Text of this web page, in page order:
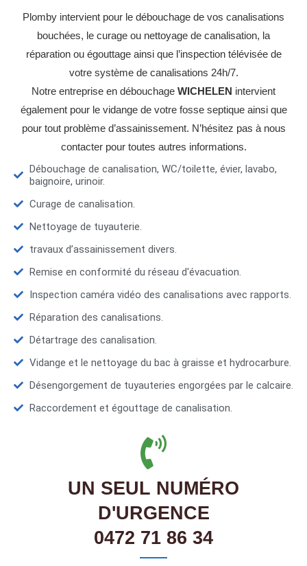
Plomby intervient pour le débouchage de vos canalisations
bouchées, le curage ou nettoyage de canalisation, la
réparation ou égouttage ainsi que l’inspection télévisée de
votre système de canalisations 24h/7.
Notre entreprise en débouchage WICHELEN intervient
également pour le vidange de votre fosse septique ainsi que
pour tout problème d’assainissement. N’hésitez pas à nous
contacter pour toutes autres informations.
Débouchage de canalisation, WC/toilette, évier, lavabo,
baignoire, urinoir.
Curage de canalisation.
Nettoyage de tuyauterie.
travaux d’assainissement divers.
Remise en conformité du réseau d'évacuation.
Inspection caméra vidéo des canalisations avec rapports.
Réparation des canalisations.
Détartrage des canalisation.
Vidange et le nettoyage du bac à graisse et hydrocarbure.
Désengorgement de tuyauteries engorgées par le calcaire.
Raccordement et égouttage de canalisation.
UN SEUL NUMÉRO
D'URGENCE
0472 71 86 34